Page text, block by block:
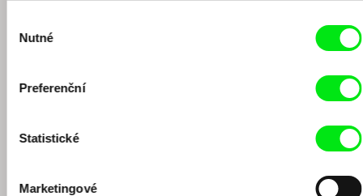
souhlasu
Nutné
Preferenční
Statistické
Marketingové